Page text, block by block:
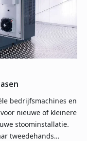
bedrijfsmachines en
nieuwe of kleinere
stoominstallatie.
tweedehands…